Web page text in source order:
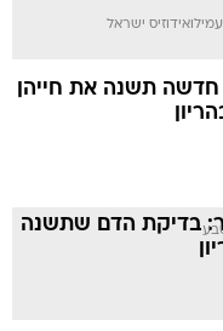
ישראל
תשנה את חייהן
בדיקת הדם שתשנה